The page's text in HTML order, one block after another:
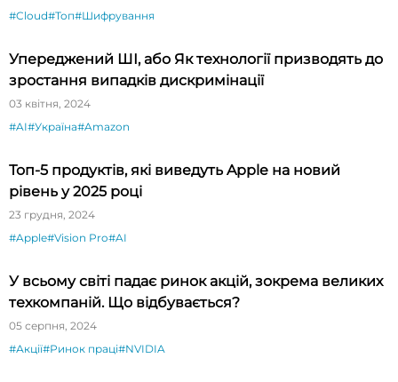
#Cloud#Топ#Шифрування
Упереджений ШІ, або Як технології призводять до
зростання випадків дискримінації
03 квітня, 2024
#AI#Україна#Amazon
Топ-5 продуктів, які виведуть Apple на новий
рівень у 2025 році
23 грудня, 2024
#Apple#Vision Pro#AI
У всьому світі падає ринок акцій, зокрема великих
техкомпаній. Що відбувається?
05 серпня, 2024
#Акції#Ринок праці#NVIDIA